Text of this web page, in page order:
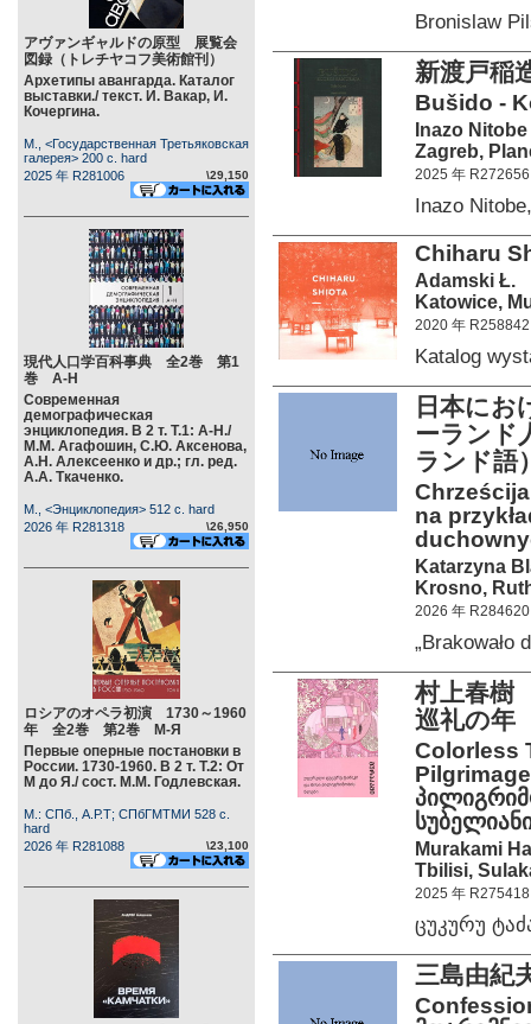
アヴァンギャルドの原型 展覧会
図録（トレチヤコフ美術館刊）
Архетипы авангарда. Каталог
выставки./ текст. И. Вакар, И.
Кочергина.
М., <Государственная Третьяковская
галерея> 200 c. hard
2025 年 R281006
\29,150
現代人口学百科事典 全2巻 第1
巻 А-Н
Современная
демографическая
энциклопедия. В 2 т. Т.1: А-Н./
М.М. Агафошин, С.Ю. Аксенова,
А.Н. Алексеенко и др.; гл. ред.
А.А. Ткаченко.
М., <Энциклопедия> 512 c. hard
2026 年 R281318
\26,950
ロシアのオペラ初演 1730～1960
年 全2巻 第2巻 М-Я
Первые оперные постановки в
России. 1730-1960. В 2 т. Т.2: От
М до Я./ сост. М.М. Годлевская.
М.: СПб., А.Р.Т; СПбГМТМИ 528 c.
hard
2026 年 R281088
\23,100
Bronislaw
新渡戸
Bušido -
Inazo Nitobe
Zagreb,
2025 年 R272656
Inazo
Chiharu
Adamski Ł.
Katowice,
2020 年 R258842
Katalog
日本に
ーランド
ランド語
na
Katarzyna
Krosno,
2026 年 R284620
„Brakowało
村上春樹
巡礼の年
Colorless
Murakami
Tbilisi,
2025 年 R275418
ცუკურუ
三島由紀